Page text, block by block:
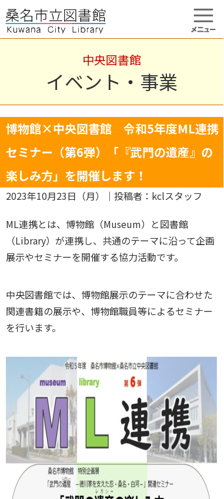
中央図書館
イベント・事業
博物館×中央図書館 令和5年度ML連携
セミナー（第6弾）「『武門の遺産』の
楽しみ方」を開催します！
2023年10月23日（月）
｜投稿者：kclスタッフ
ML連携とは、博物館（Museum）と図書館
（Library）が連携し、共通のテーマに沿って企画
展示やセミナーを開催する協力活動です。
中央図書館では、博物館展示のテーマに合わせた
関連書籍の展示や、博物館職員等によるセミナー
を行います。